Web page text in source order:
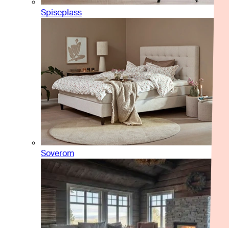
Spiseplass
Soverom